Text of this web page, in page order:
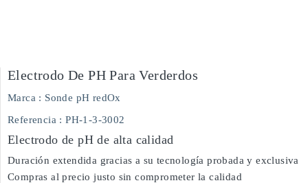
Electrodo De PH Para Verderdos
Marca : Sonde pH redOx
Referencia : PH-1-3-3002
Electrodo de pH de alta calidad
Duración extendida gracias a su tecnología probada y exclusiva
Compras al precio justo sin comprometer la calidad